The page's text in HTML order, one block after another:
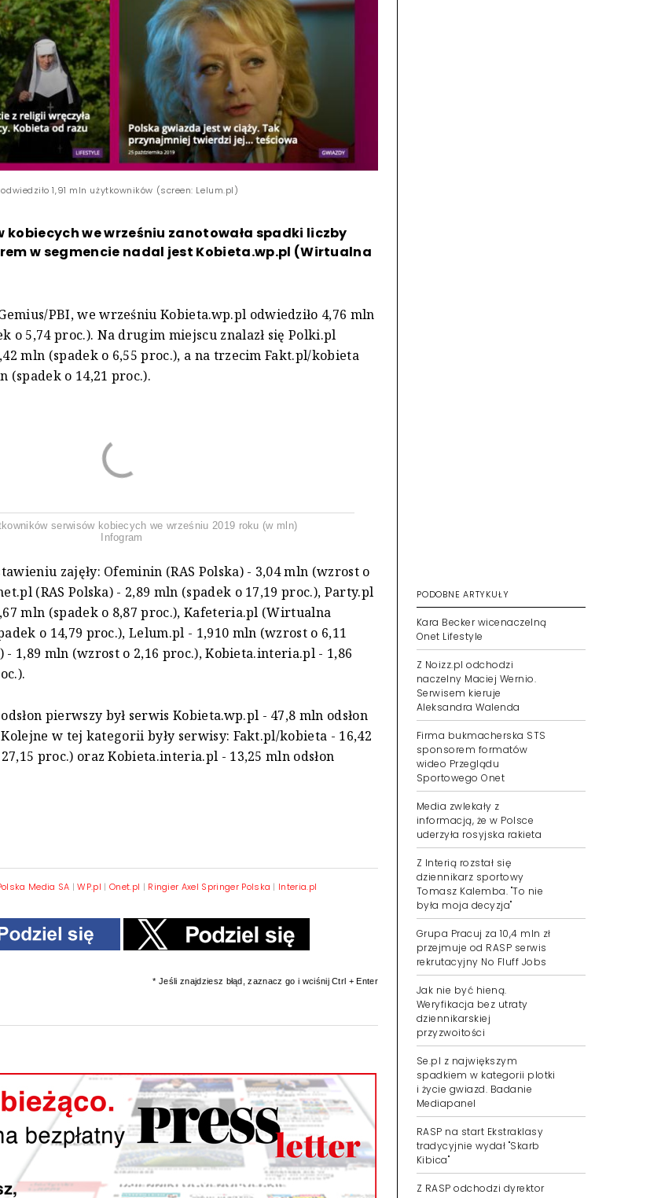
1,91 mln użytkowników (screen: Lelum.pl)
kobiecych we wrześniu zanotowała spadki liczby
w segmencie nadal jest Kobieta.wp.pl (Wirtualna
PBI, we wrześniu Kobieta.wp.pl odwiedziło 4,76 mln
o 5,74 proc.). Na drugim miejscu znalazł się Polki.pl
mln (spadek o 6,55 proc.), a na trzecim Fakt.pl/kobieta
(spadek o 14,21 proc.).
serwisów kobiecych we wrześniu 2019 roku (w mln)
Infogram
zajęły: Ofeminin (RAS Polska) - 3,04 mln (wzrost o
(RAS Polska) - 2,89 mln (spadek o 17,19 proc.), Party.pl
mln (spadek o 8,87 proc.), Kafeteria.pl (Wirtualna
o 14,79 proc.), Lelum.pl - 1,910 mln (wzrost o 6,11
1,89 mln (wzrost o 2,16 proc.), Kobieta.interia.pl - 1,86
pierwszy był serwis Kobieta.wp.pl - 47,8 mln odsłon
w tej kategorii były serwisy: Fakt.pl/kobieta - 16,42
proc.) oraz Kobieta.interia.pl - 13,25 mln odsłon
Media SA |WP.pl | Onet.pl | Ringier Axel Springer Polska | Interia.pl
* Jeśli znajdziesz błąd, zaznacz go i wciśnij Ctrl + Enter
PODOBNE ARTYKUŁY
Kara Becker wicenaczelną
Onet Lifestyle
Z Noizz.pl odchodzi
naczelny Maciej Wernio.
Serwisem kieruje
Aleksandra Walenda
Firma bukmacherska STS
sponsorem formatów
wideo Przeglądu
Sportowego Onet
Media zwlekały z
informacją, że w Polsce
uderzyła rosyjska rakieta
Z Interią rozstał się
dziennikarz sportowy
Tomasz Kalemba. "To nie
była moja decyzja"
Grupa Pracuj za 10,4 mln zł
przejmuje od RASP serwis
rekrutacyjny No Fluff Jobs
Jak nie być hieną.
Weryfikacja bez utraty
dziennikarskiej
przyzwoitości
Se.pl z największym
spadkiem w kategorii plotki
i życie gwiazd. Badanie
Mediapanel
RASP na start Ekstraklasy
tradycyjnie wydał "Skarb
Kibica"
Z RASP odchodzi dyrektor